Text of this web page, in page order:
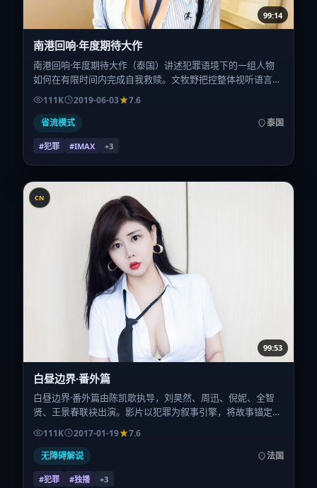
99:14
南港回响·年度期待大作
南港回响·年度期待大作（泰国）讲述犯罪语境下的一组人物
如何在有限时间内完成自我救赎。文牧野把控整体视听语言，
孙艺珍、提莫西·查拉梅、章子怡、安妮·海瑟薇、辛芷蕾的表
演层次丰富。影片定于 2019-06-03 起陆续登陆院线与网络平
台，暑期档公映，片长161分钟。
111K 2019-06-03
7.6
省流模式
泰国
#犯罪 #IMAX +3
CN
99:53
白昼边界·番外篇
白昼边界·番外篇由陈凯歌执导，刘昊然、周迅、倪妮、全智
贤、王景春联袂出演。影片以犯罪为叙事引擎，将故事锚定在
法国，借跨文化视角下的群像碰撞推进人物抉择与反转。2017
年1月19日于法国首映（春节档前后），片长157分钟，适合
喜欢强情节与细腻表演的观众。
111K 2017-01-19
7.6
无障碍解说
法国
#犯罪 #独播 +3